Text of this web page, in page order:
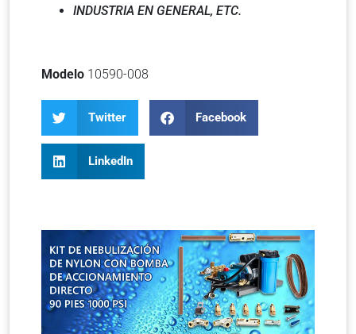
INDUSTRIA EN GENERAL, ETC.
Modelo 10590-008
Twitter Facebook
LinkedIn